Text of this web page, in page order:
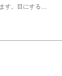
す。目にする…